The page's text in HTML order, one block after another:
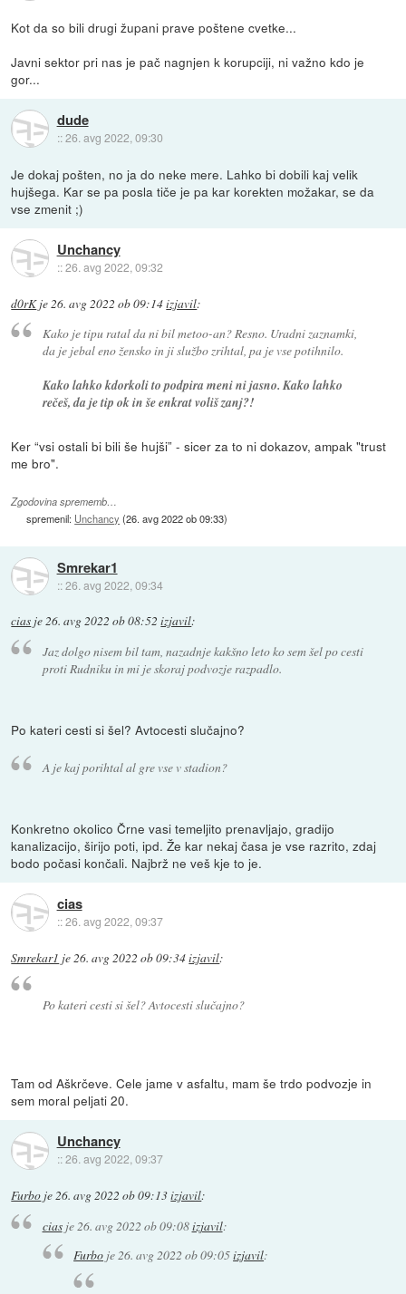
Kot da so bili drugi župani prave poštene cvetke...
Javni sektor pri nas je pač nagnjen k korupciji, ni važno kdo je
gor...
dude
::26. avg 2022, 09:30
Je dokaj pošten, no ja do neke mere. Lahko bi dobili kaj velik
hujšega. Kar se pa posla tiče je pa kar korekten možakar, se da
vse zmenit ;)
Unchancy
::26. avg 2022, 09:32
d0rKje26. avg 2022 ob 09:14izjavil:
Kako je tipu ratal da ni bil metoo-an? Resno. Uradni zaznamki,
da je jebal eno žensko in ji službo zrihtal, pa je vse potihnilo.
Kako lahko kdorkoli to podpira meni ni jasno. Kako lahko
rečeš, da je tip ok in še enkrat voliš zanj?!
Ker “vsi ostali bi bili še hujši” - sicer za to ni dokazov, ampak "trust
me bro".
Zgodovina sprememb…
spremenil: Unchancy (26. avg 2022 ob 09:33)
Smrekar1
::26. avg 2022, 09:34
cias je26. avg 2022 ob 08:52 izjavil:
Jaz dolgo nisem bil tam, nazadnje kakšno leto ko sem šel po cesti
proti Rudniku in mi je skoraj podvozje razpadlo.
Po kateri cesti si šel? Avtocesti slučajno?
A je kaj porihtal al gre vse v stadion?
Konkretno okolico Črne vasi temeljito prenavljajo, gradijo
kanalizacijo, širijo poti, ipd. Že kar nekaj časa je vse razrito, zdaj
bodo počasi končali. Najbrž ne veš kje to je.
cias
::26. avg 2022, 09:37
Smrekar1 je26. avg 2022 ob 09:34izjavil:
Po kateri cesti si šel? Avtocesti slučajno?
Tam od Aškrčeve. Cele jame v asfaltu, mam še trdo podvozje in
sem moral peljati 20.
Unchancy
::26. avg 2022, 09:37
Furbo je26. avg 2022 ob 09:13izjavil:
ciasje 26. avg 2022 ob 09:08izjavil:
Furbo je26. avg 2022 ob 09:05izjavil: